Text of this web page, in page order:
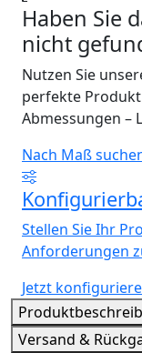
Haben Sie
nicht
Nutzen Sie
perfekte
Abmessungen –
Nach Maß
Stellen Sie Ihr
Anforderungen
Jetzt
Versand &